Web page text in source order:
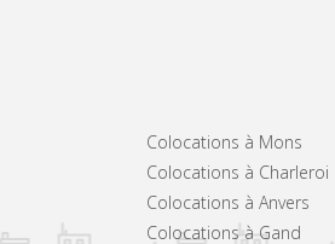
Colocations à Mons
Colocations à Charleroi
Colocations à Anvers
Colocations à Gand